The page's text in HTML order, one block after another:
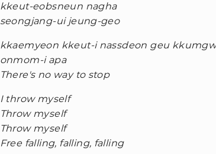
kkeut-eobsneun nagha
seongjang-ui jeung-geo
kkaemyeon kkeut-i nassdeon geu
onmom-i apa
There's no way to stop
I throw myself
Throw myself
Throw myself
Free falling, falling, falling